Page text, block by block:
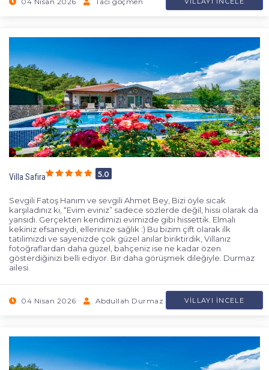
Villa Safira 5.0
Sevgili Fatoş Hanım ve sevgili Ahmet Bey, Bizi öyle sıcak
karşıladınız ki, “Evim eviniz” sadece sözlerde değil, hissi olarak da
yansıdı. Gerçekten kendimizi evimizde gibi hissettik. Elmalı
kekiniz efsaneydi, ellerinize sağlık :) Bu bizim çift olarak ilk
tatilimizdi ve sayenizde çok güzel anılar biriktirdik, Villanız
fotoğraflardan daha güzel, bahçeniz ise ne kadar özen
gösterdiğinizi belli ediyor. Bir daha görüşmek dileğiyle. Durmaz
ailesi.
04 Nisan 2026 Abdullah Durmaz VILLAYI İNCELE